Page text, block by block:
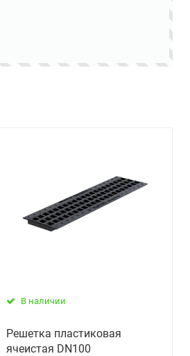
В наличии
Решетка пластиковая
ячеистая DN100